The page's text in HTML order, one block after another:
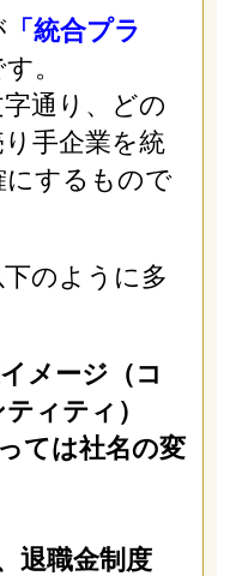
「統合プラ
。
字通り、どの
手企業を統
するもので
のように多
メージ（コ
ィティ）
ては社名の変
退職金制度